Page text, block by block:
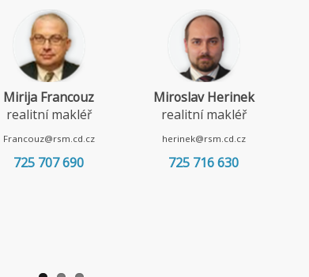
Mirija Francouz
realitní makléř
Francouz@rsm.cd.cz
725 707 690
Miroslav Herinek
realitní makléř
herinek@rsm.cd.cz
725 716 630